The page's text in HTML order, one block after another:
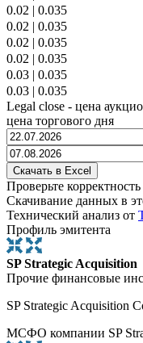
0.02 | 0.035
0.02 | 0.035
0.02 | 0.035
0.02 | 0.035
0.03 | 0.035
0.03 | 0.035
Legal close - цена
цена торгового дня
Проверьте
Скачивание данных в
Технический анализ от
Профиль эмитента
SP Strategic Acquisition
Прочие финансовые
SP Strategic Acquisition
МСФО компании SP